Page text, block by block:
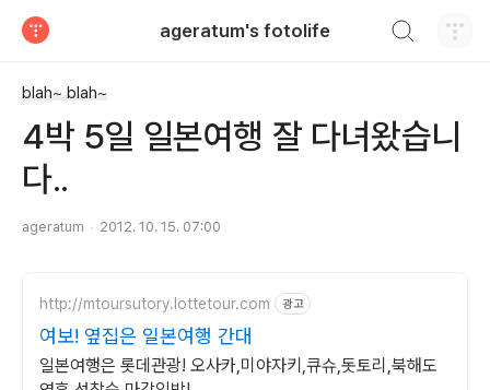
ageratum's fotolife
blah~ blah~
4박 5일 일본여행 잘 다녀왔습니
다..
ageratum 2012. 10. 15. 07:00
http://mtoursutory.lottetour.com 광고
여보! 옆집은 일본여행 간대
일본여행은 롯데관광! 오사카,미야자키,큐슈,돗토리,북해도